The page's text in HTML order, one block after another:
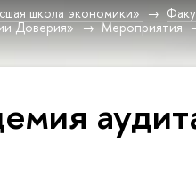
школа экономики»
Доверия» Мероприятия